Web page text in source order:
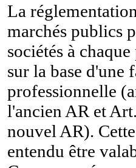
La
marchés publics
sociétés à
sur la base d'une
professionnelle
l'ancien AR et
nouvel AR).
entendu être